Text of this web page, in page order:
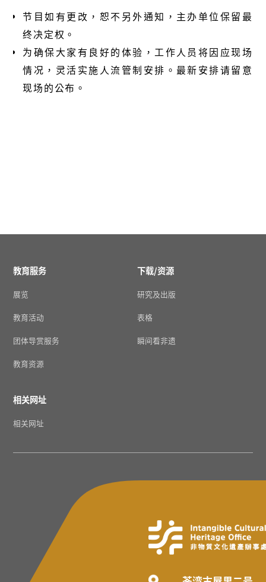
节目如有更改，恕不另外通知，主办单位保留最
终决定权。
为确保大家有良好的体验，工作人员将因应现场
情况，灵活实施人流管制安排。最新安排请留意
现场的公布。
教育服务
展览
教育活动
团体导赏服务
教育资源
下载/资源
研究及出版
表格
瞬间看非遗
相关网址
相关网址